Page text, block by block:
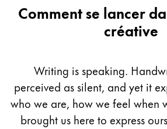
Inspiration
LAMY Community
Lettering Workshop
Écriture créative
LAMY Stories
LAMY dialog urushi
Comment se lancer
créative
Writing is speaking.
perceived as silent, and yet it
who we are, how we feel when
brought us here to express